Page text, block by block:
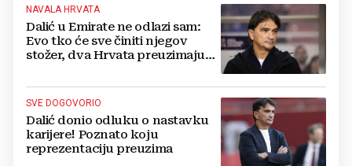
NAVALA HRVATA
Dalić u Emirate ne odlazi sam:
Evo tko će sve činiti njegov
stožer, dva Hrvata preuzimaju
SVE DOGOVORIO
Dalić donio odluku o nastavku
karijere! Poznato koju
reprezentaciju preuzima